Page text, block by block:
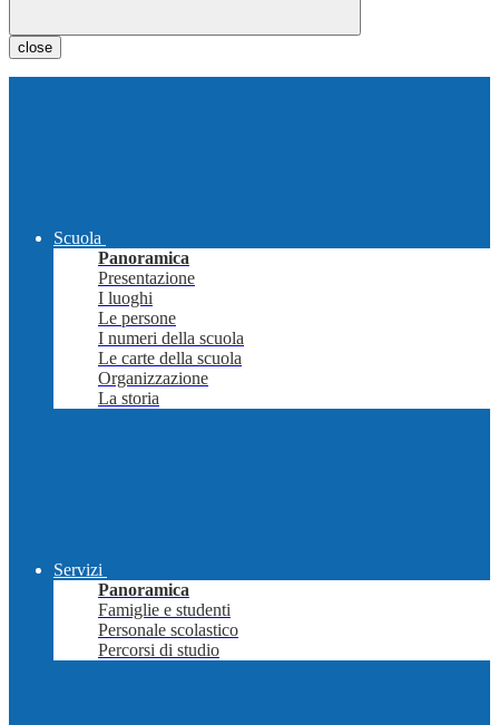
close
Scuola
Panoramica
Presentazione
I luoghi
Le persone
I numeri della scuola
Le carte della scuola
Organizzazione
La storia
Servizi
Panoramica
Famiglie e studenti
Personale scolastico
Percorsi di studio